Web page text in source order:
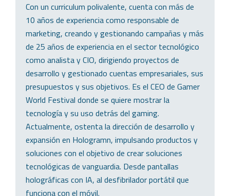
Con un curriculum polivalente, cuenta con más de
10 años de experiencia como responsable de
marketing, creando y gestionando campañas y más
de 25 años de experiencia en el sector tecnológico
como analista y CIO, dirigiendo proyectos de
desarrollo y gestionado cuentas empresariales, sus
presupuestos y sus objetivos. Es el CEO de Gamer
World Festival donde se quiere mostrar la
tecnología y su uso detrás del gaming.
Actualmente, ostenta la dirección de desarrollo y
expansión en Hologramn, impulsando productos y
soluciones con el objetivo de crear soluciones
tecnológicas de vanguardia. Desde pantallas
holográficas con IA, al desfibrilador portátil que
funciona con el móvil.